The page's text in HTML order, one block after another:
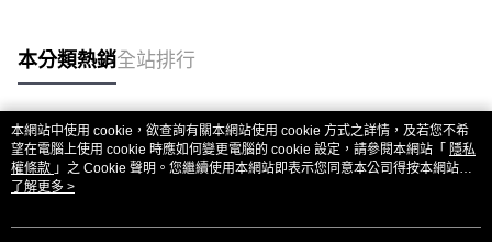
本分類熱銷全站排行
熱門標籤
本網站中使用 cookie，欲查詢有關本網站使用 cookie 方式之詳情，及若您不希
望在電腦上使用 cookie 時應如何變更電腦的 cookie 設定，請參閱本網站「 隱私
權條款 」之 Cookie 聲明。您繼續使用本網站即表示您同意本公司得按本網站使
用條款之 Cookie 聲明使用 cookie。
了解更多 >